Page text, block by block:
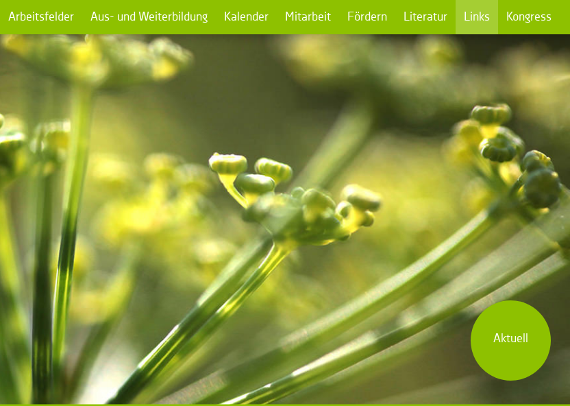
Arbeitsfelder Aus- und Weiterbildung Kalender Mitarbeit Fördern Literatur Links Kongress
Aktuell